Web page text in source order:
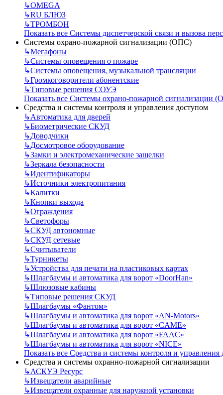
↳OMEGA
↳RU БЛЮЗ
↳ТРОМБОН
Показать все Системы диспетчерской связи и вызова
Системы охрано-пожарной сигнализации (ОПС)
↳Мегафоны
↳Системы оповещения о пожаре
↳Системы оповещения, музыкальной трансляции
↳Громкоговорители абонентские
↳Типовые решения СОУЭ
Показать все Системы охрано-пожарной сигнализации
Средства и системы контроля и управления доступом
↳Автоматика для дверей
↳Биометрические СКУД
↳Доводчики
↳Досмотровое оборудование
↳Замки и электромеханические защелки
↳Зеркала безопасности
↳Идентификаторы
↳Источники электропитания
↳Калитки
↳Кнопки выхода
↳Ограждения
↳Светофоры
↳СКУД автономные
↳СКУД сетевые
↳Считыватели
↳Турникеты
↳Устройства для печати на пластиковых картах
↳Шлагбаумы и автоматика для ворот «DoorHan»
↳Шлюзовые кабины
↳Типовые решения СКУД
↳Шлагбаумы «Фантом»
↳Шлагбаумы и автоматика для ворот «AN-Motors»
↳Шлагбаумы и автоматика для ворот «CAME»
↳Шлагбаумы и автоматика для ворот «FAAC»
↳Шлагбаумы и автоматика для ворот «NICE»
Показать все Средства и системы контроля и управления
Средства и системы охранно-пожарной сигнализации
↳АСКУЭ Ресурс
↳Извещатели аварийные
↳Извещатели охранные для наружной установки